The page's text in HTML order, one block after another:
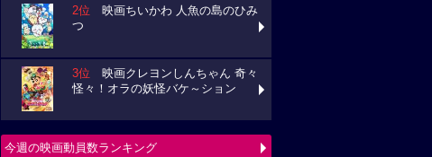
2位 映画ちいかわ 人魚の島のひみ
つ
3位 映画クレヨンしんちゃん 奇々
怪々！オラの妖怪バケ～ション
今週の映画動員数ランキング